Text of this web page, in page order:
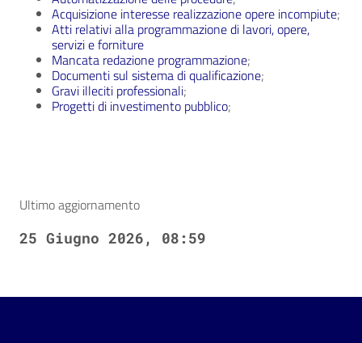
Acquisizione interesse realizzazione opere incompiute;
Atti relativi alla programmazione di lavori, opere,
servizi e forniture
Mancata redazione programmazione;
Documenti sul sistema di qualificazione;
Gravi illeciti professionali;
Progetti di investimento pubblico;
Ultimo aggiornamento
25 Giugno 2026, 08:59